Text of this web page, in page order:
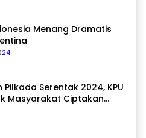
Menang Dramatis
Pilkada Serentak 2024, KPU
Masyarakat Ciptakan